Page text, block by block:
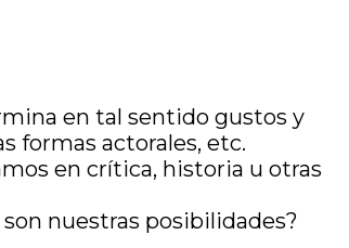
en tal sentido gustos y
formas actorales, etc.
en crítica, historia u otras
nuestras posibilidades?